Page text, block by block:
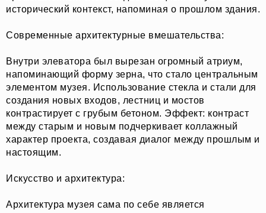
исторический контекст, напоминая о прошлом здания.
Современные архитектурные вмешательства:
Внутри элеватора был вырезан огромный атриум,
напоминающий форму зерна, что стало центральным
элементом музея. Использование стекла и стали для
создания новых входов, лестниц и мостов
контрастирует с грубым бетоном. Эффект: контраст
между старым и новым подчеркивает коллажный
характер проекта, создавая диалог между прошлым и
настоящим.
Искусство и архитектура:
Архитектура музея сама по себе является